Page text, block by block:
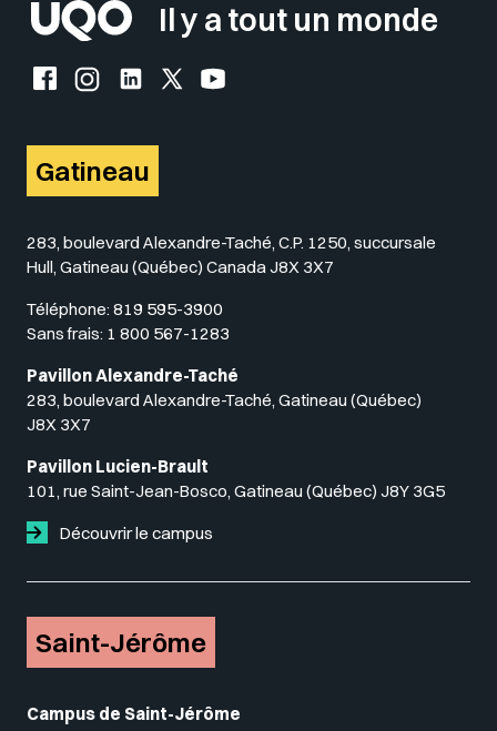
Il y a tout un monde
Facebook de l'UQO
Instagram de l'UQO
LinkedIn de l'UQO
X (Twitter) de l'UQO
YouTube de l'UQO
Gatineau
283, boulevard Alexandre-Taché, C.P. 1250, succursale
Hull, Gatineau (Québec) Canada J8X 3X7
Téléphone: 819 595-3900
Sans frais: 1 800 567-1283
Pavillon Alexandre-Taché
283, boulevard Alexandre-Taché, Gatineau (Québec)
J8X 3X7
Pavillon Lucien-Brault
101, rue Saint-Jean-Bosco, Gatineau (Québec) J8Y 3G5
Découvrir le campus
Saint-Jérôme
Campus de Saint-Jérôme